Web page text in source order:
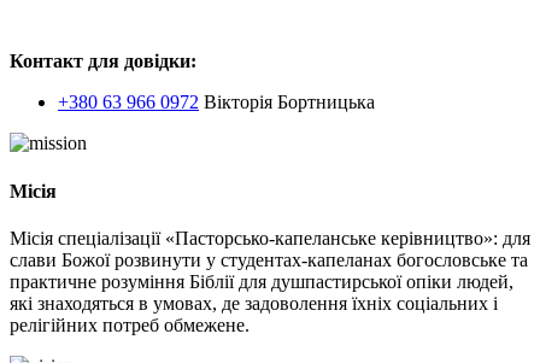
Контакт для довідки:
+380 63 966 0972 Вікторія Бортницька
Місія
Місія спеціалізації «Пасторсько-капеланське керівництво»: для
слави Божої розвинути у студентах-капеланах богословське та
практичне розуміння Біблії для душпастирської опіки людей,
які знаходяться в умовах, де задоволення їхніх соціальних і
релігійних потреб обмежене.